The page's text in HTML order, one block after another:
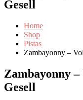
Gesell
Home
Shop
Pistas
Zambayonny –
Zambayonny
Gesell